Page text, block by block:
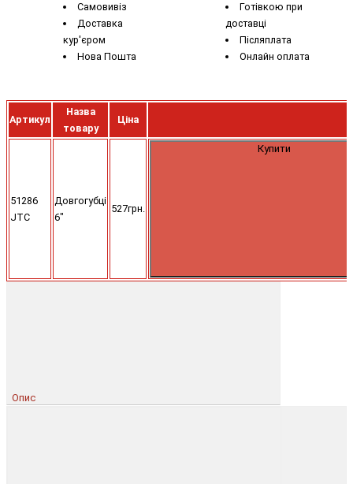
Самовивіз
Доставка
кур'єром
Нова Пошта
Готівкою при
доставці
Післяплата
Онлайн оплата
Артикул
Назва
товару
Ціна
51286
JTC
Довгогубці
6"
527грн.
Купити
Опис